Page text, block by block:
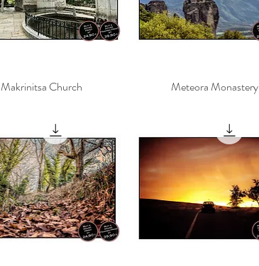
Γρήγορη προβολή
Makrinitsa Church Γρήγορη προβολή
Meteora Monastery